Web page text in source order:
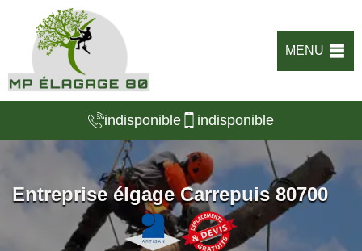
MENU
indisponible indisponible
Entreprise élgage Carrepuis 80700